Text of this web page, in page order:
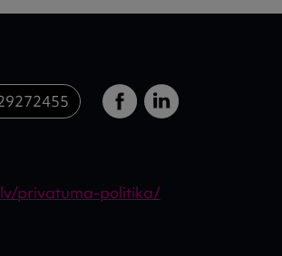
privatuma-politika/